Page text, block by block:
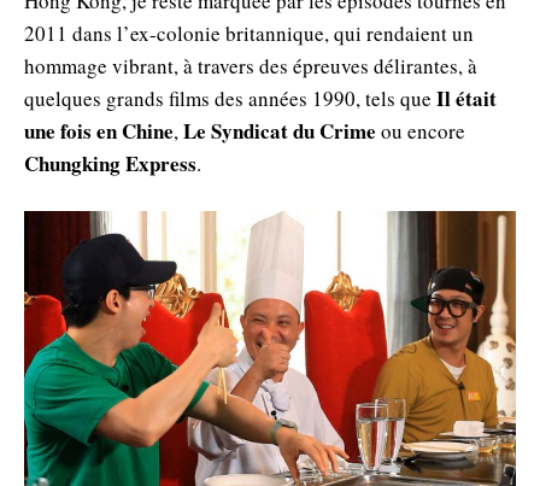
2011 dans l’ex-colonie britannique, qui rendaient un
hommage vibrant, à travers des épreuves délirantes, à
quelques grands films des années 1990, tels que Il était
une fois en Chine,Le Syndicat du Crime ou encore
Chungking Express.